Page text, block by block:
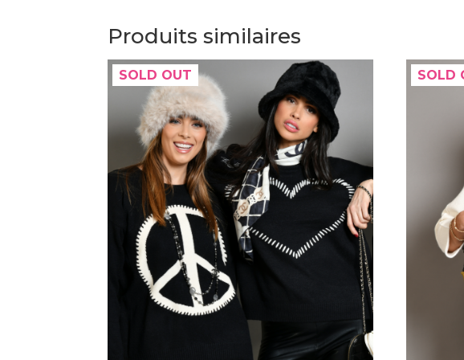
Produits similaires
SOLD OUT SOLD